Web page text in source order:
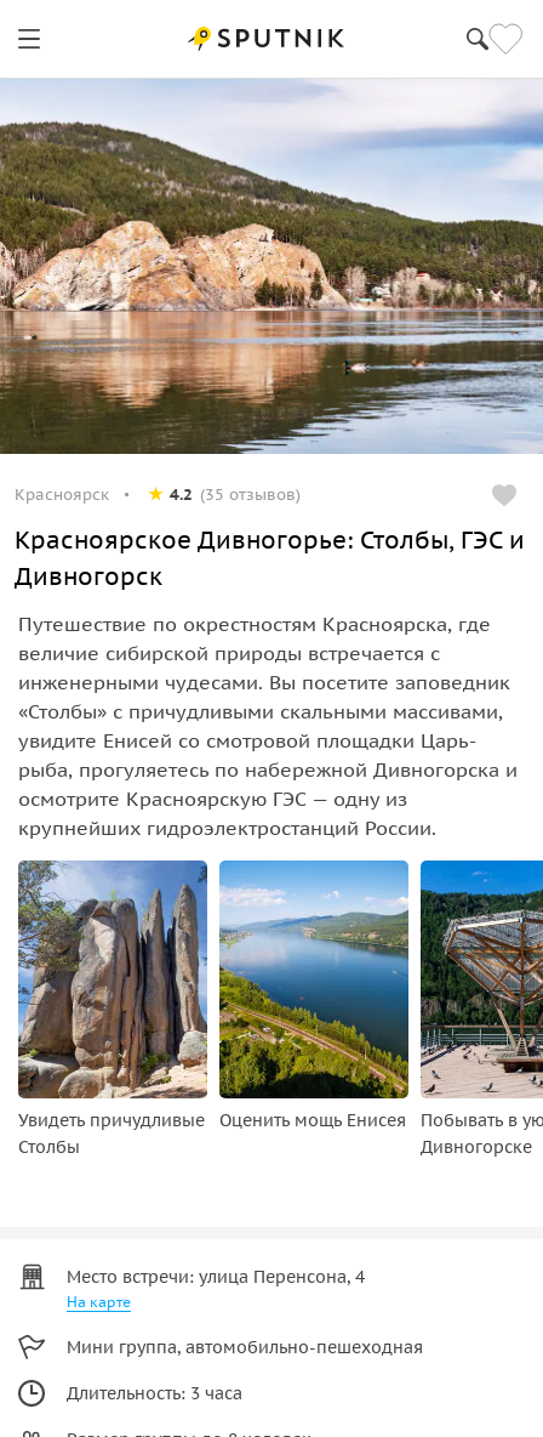
Красноярск 4.2 (35 отзывов)
Красноярское Дивногорье: Столбы, ГЭС и
Дивногорск
Путешествие по окрестностям Красноярска, где
величие сибирской природы встречается с
инженерными чудесами. Вы посетите заповедник
«Столбы» с причудливыми скальными массивами,
увидите Енисей со смотровой площадки Царь-
рыба, прогуляетесь по набережной Дивногорска и
осмотрите Красноярскую ГЭС — одну из
крупнейших гидроэлектростанций России.
Увидеть причудливые
Столбы
Оценить мощь Енисея
Побывать в
Дивногорске
Место встречи: улица Перенсона, 4
На карте
Мини группа, автомобильно-пешеходная
Длительность: 3 часа